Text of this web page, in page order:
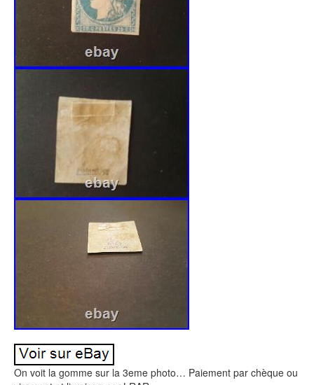
On voit la gomme sur la 3eme photo… Paiement par chèque ou